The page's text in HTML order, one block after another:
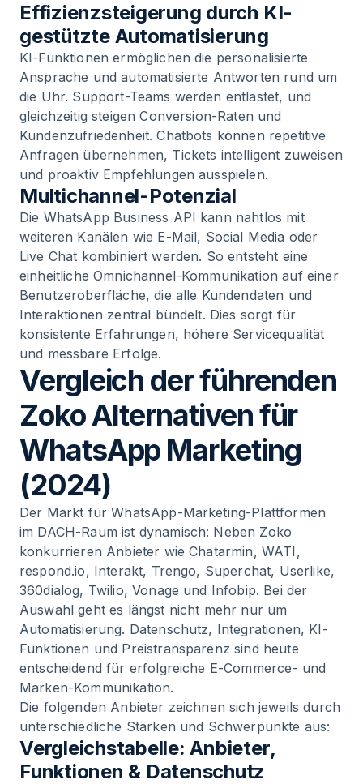
Effizienzsteigerung durch KI-
gestützte Automatisierung
KI-Funktionen ermöglichen die personalisierte
Ansprache und automatisierte Antworten rund um
die Uhr. Support-Teams werden entlastet, und
gleichzeitig steigen Conversion-Raten und
Kundenzufriedenheit. Chatbots können repetitive
Anfragen übernehmen, Tickets intelligent zuweisen
und proaktiv Empfehlungen ausspielen.
Multichannel-Potenzial
Die WhatsApp Business API kann nahtlos mit
weiteren Kanälen wie E-Mail, Social Media oder
Live Chat kombiniert werden. So entsteht eine
einheitliche Omnichannel-Kommunikation auf einer
Benutzeroberfläche, die alle Kundendaten und
Interaktionen zentral bündelt. Dies sorgt für
konsistente Erfahrungen, höhere Servicequalität
und messbare Erfolge.
Vergleich der führenden
Zoko Alternativen für
WhatsApp Marketing
(2024)
Der Markt für WhatsApp-Marketing-Plattformen
im DACH-Raum ist dynamisch: Neben Zoko
konkurrieren Anbieter wie Chatarmin, WATI,
respond.io, Interakt, Trengo, Superchat, Userlike,
360dialog, Twilio, Vonage und Infobip. Bei der
Auswahl geht es längst nicht mehr nur um
Automatisierung. Datenschutz, Integrationen, KI-
Funktionen und Preistransparenz sind heute
entscheidend für erfolgreiche E-Commerce- und
Marken-Kommunikation.
Die folgenden Anbieter zeichnen sich jeweils durch
unterschiedliche Stärken und Schwerpunkte aus:
Vergleichstabelle: Anbieter,
Funktionen & Datenschutz